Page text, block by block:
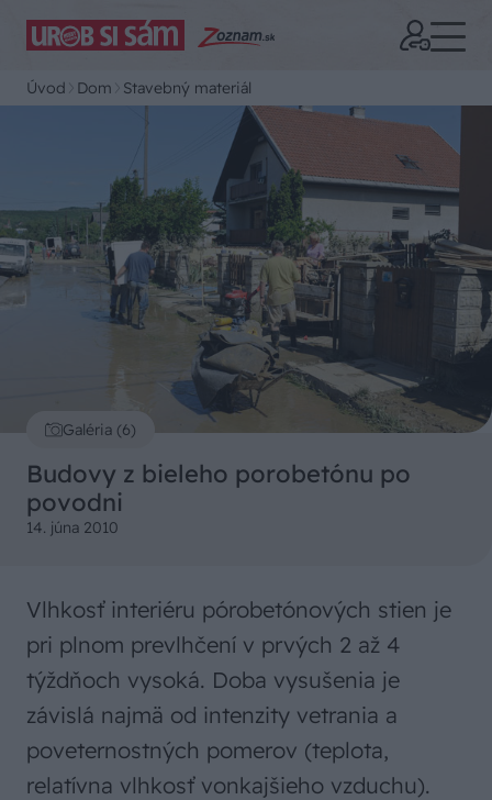
Úvod Dom Stavebný materiál
Galéria (6)
Budovy z bieleho porobetónu po
povodni
14. júna 2010
Vlhkosť interiéru pórobetónových stien je
pri plnom prevlhčení v prvých 2 až 4
týždňoch vysoká. Doba vysušenia je
závislá najmä od intenzity vetrania a
poveternostných pomerov (teplota,
relatívna vlhkosť vonkajšieho vzduchu).